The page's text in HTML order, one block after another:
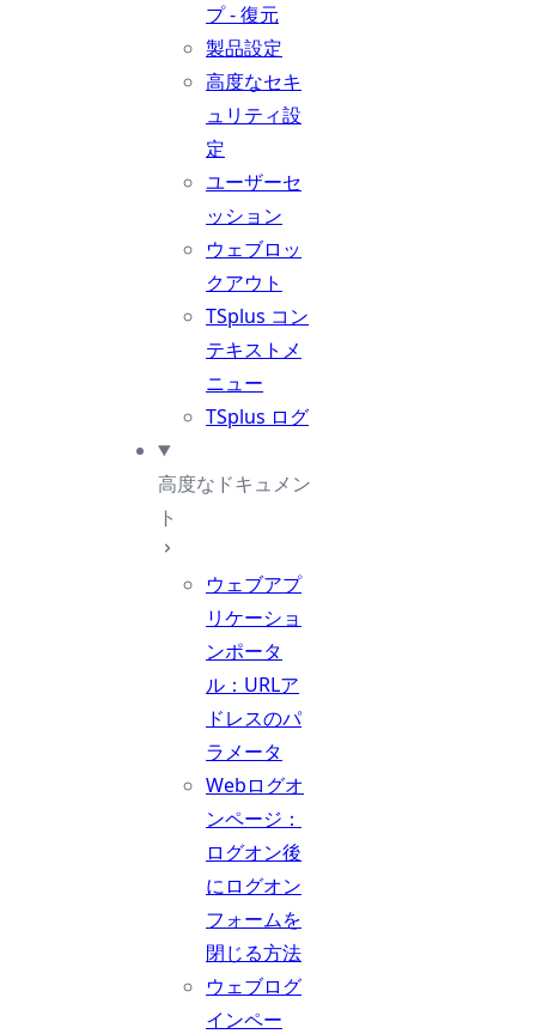
プ - 復元
製品設定
高度なセキ
ュリティ設
定
ユーザーセ
ッション
ウェブロッ
クアウト
TSplus コン
テキストメ
ニュー
TSplus ログ
高度なドキュメン
ト
ウェブアプ
リケーショ
ンポータ
ル：URLア
ドレスのパ
ラメータ
Webログオ
ンページ：
ログオン後
にログオン
フォームを
閉じる方法
ウェブログ
インペー